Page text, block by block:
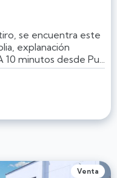
se encuentra este
explanación
minutos desde Pu...
Venta